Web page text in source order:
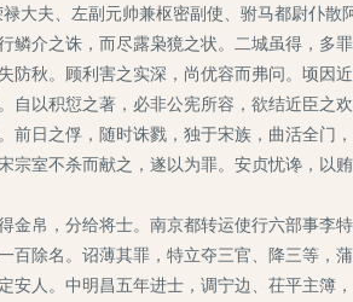
禄大夫、左副元帅兼枢密副使、驸马都尉仆
鳞介之诛，而尽露枭獍之状。二城虽得，多
防秋。顾利害之实深，尚优容而弗问。顷
自以积愆之著，必非公宪所容，欲结近臣之
前日之俘，随时诛戮，独于宋族，曲活全门
室不杀而献之，遂以为罪。安贞忧谗，以
帛，分给将士。南京都转运使行六部事李
百除名。诏薄其罪，特立夺三官、降三等，
人。中明昌五年进士，调宁边、茌平主簿